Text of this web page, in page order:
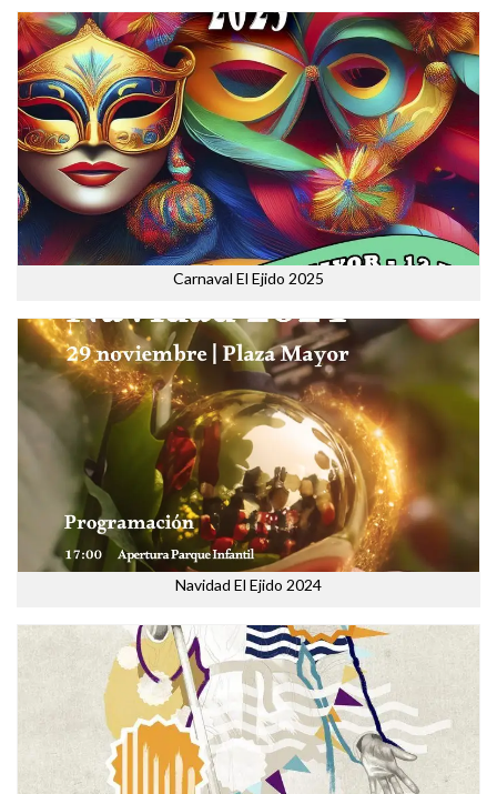
Carnaval El Ejido 2025
Navidad El Ejido 2024